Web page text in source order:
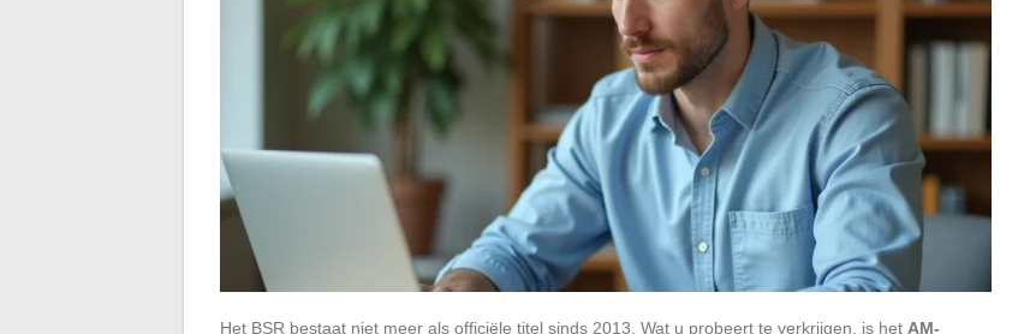
Het BSR bestaat niet meer als officiële titel sinds 2013. Wat u probeert te verkrijgen, is het AM-